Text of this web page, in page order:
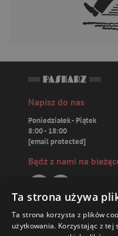
Napisz do nas
Poniedziałek - Piątek
8:00 - 18:00
[email protected]
Bądź z nami na
Paskarz.pl
Ta strona używa
Ta strona korzysta z plików
użytkowania. Korzystając z tej